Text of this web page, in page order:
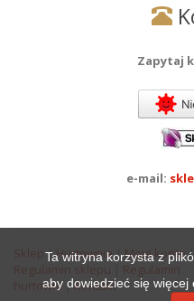
Zapytaj
e-mail:
Sklep |Hurtownia|Moje konto|
Regulamin sklepu
Regulamin
hurtowni|Kontakt
Ta witryna korzysta z
aby dowiedzieć się